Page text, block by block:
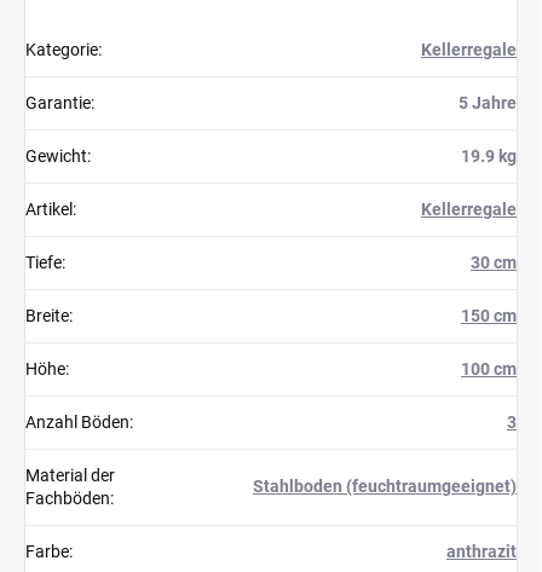
Kategorie: Kellerregale
Garantie: 5 Jahre
Gewicht: 19.9 kg
Artikel : Kellerregale
Tiefe: 30 cm
Breite: 150 cm
Höhe: 100 cm
Anzahl Böden: 3
Material der
Fachböden:
Stahlboden (feuchtraumgeeignet)
Farbe: anthrazit